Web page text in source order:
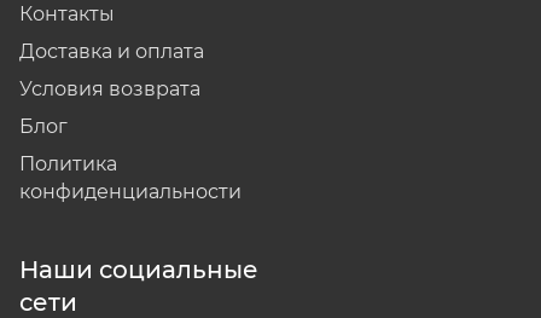
Контакты
Доставка и оплата
Условия возврата
Блог
Политика
конфиденциальности
Наши социальные
сети